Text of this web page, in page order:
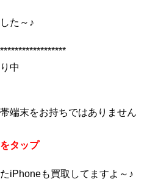
た～♪
中
端末をお持ちではありません
タップ
iPhoneも買取してますよ～♪